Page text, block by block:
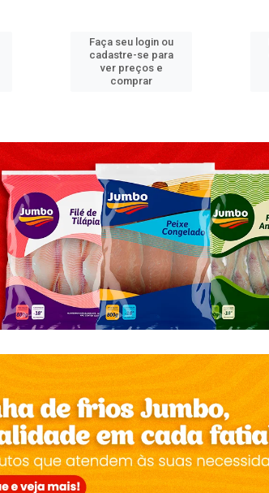
Faça seu login ou
cadastre-se para
ver preços e
comprar